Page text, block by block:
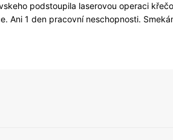
podstoupila laserovou operaci
Ani 1 den pracovní neschopnosti.